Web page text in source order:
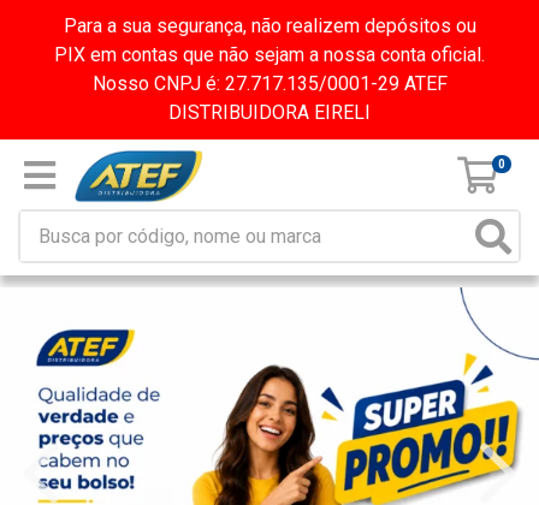
Para a sua segurança, não realizem depósitos ou
PIX em contas que não sejam a nossa conta oficial.
Nosso CNPJ é: 27.717.135/0001-29 ATEF
DISTRIBUIDORA EIRELI
0